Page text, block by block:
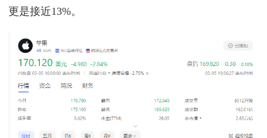
更是接近13%。